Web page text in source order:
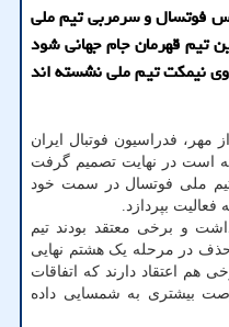
فوتسال و سرمربی تیم ملی
تیم قهرمان جام جهانی شود
نیمکت تیم ملی نشسته اند
مهر، فدراسیون فوتبال ایران
گذشته است در نهایت تصمیم گرفت
ملی فوتسال در سمت خود
فعالیت بپردازد.
و برخی معتقد بودند تیم
در مرحله یک هشتم نهایی
هم اعتقاد دارند که اتفاقات
بیشتری به شمسایی داده